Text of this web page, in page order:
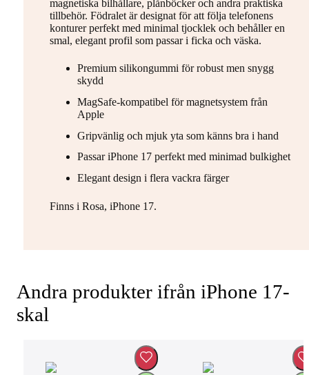
magnetiska bilhållare, plånböcker och andra praktiska
tillbehör. Födralet är designat för att följa telefonens
konturer perfekt med minimal tjocklek och behåller en
smal, elegant profil som passar i ficka och väska.
Premium silikongummi för robust men snygg
skydd
MagSafe-kompatibel för magnetsystem från
Apple
Gripvänlig och mjuk yta som känns bra i hand
Passar iPhone 17 perfekt med minimad bulkighet
Elegant design i flera vackra färger
Finns i Rosa, iPhone 17.
Andra produkter ifrån iPhone 17-
skal